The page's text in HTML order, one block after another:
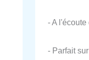
- A l'écoute
- Parfait